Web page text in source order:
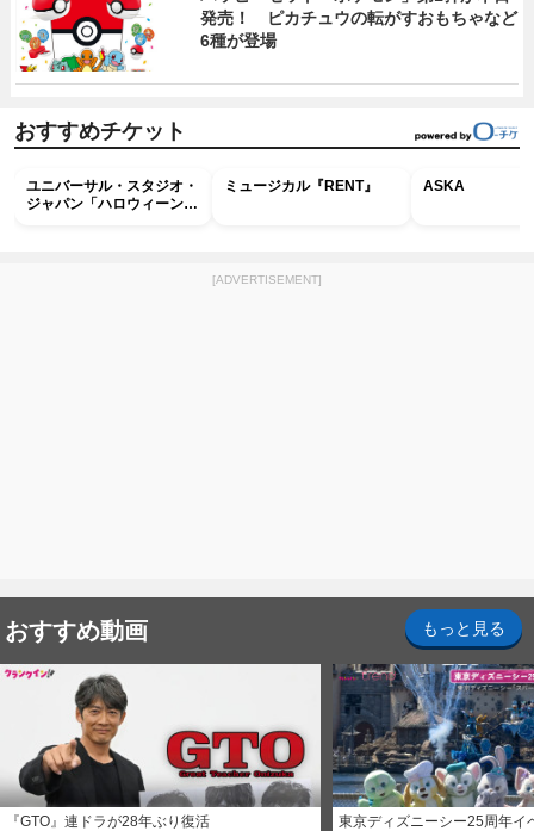
発売！ ピカチュウの転がすおもちゃなど
6種が登場
おすすめチケット
ユニバーサル・スタジオ・
ジャパン「ハロウィーン・
ミュージカル『RENT』 ASKA
[ADVERTISEMENT]
おすすめ動画 もっと見る
『GTO』連ドラが28年ぶり復活 東京ディズニーシー25周年イ